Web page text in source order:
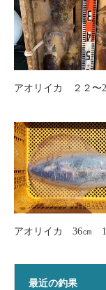
アオリイカ ２２〜
アオリイカ 36㎝
最近の釣果